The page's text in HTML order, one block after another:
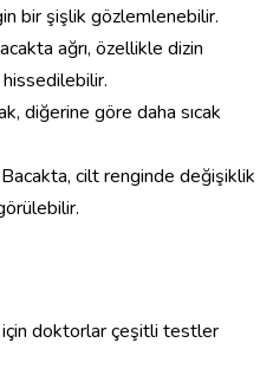
bir şişlik gözlemlenebilir.
ağrı, özellikle dizin
hissedilebilir.
diğerine göre daha sıcak
cilt renginde değişiklik
için doktorlar çeşitli testler